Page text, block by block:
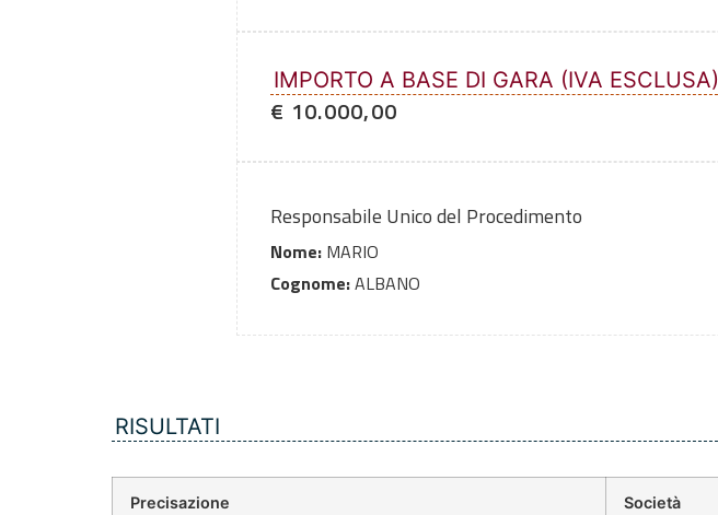
IMPORTO A BASE DI GARA (IVA ESCLUSA)
€ 10.000,00
Responsabile Unico del Procedimento
Nome: MARIO
Cognome:ALBANO
RISULTATI
Precisazione
Società